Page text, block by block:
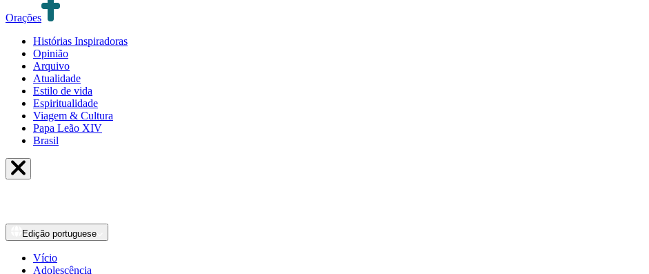
Orações
Histórias Inspiradoras
Opinião
Arquivo
Atualidade
Estilo de vida
Espiritualidade
Viagem & Cultura
Papa Leão XIV
Brasil
Edição portuguese
Vício
Adolescência